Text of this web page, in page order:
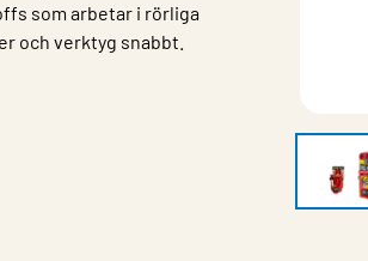
som arbetar i rörliga
och verktyg snabbt.